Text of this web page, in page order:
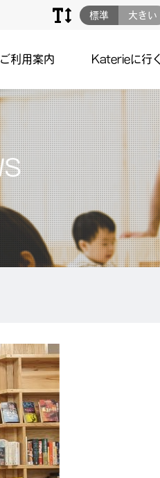
標準 大きい
ご利用案内
Katerieに行く